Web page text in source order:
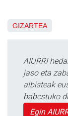
GIZARTEA
AIURRI
jaso eta
albisteak
babestuko
Egin